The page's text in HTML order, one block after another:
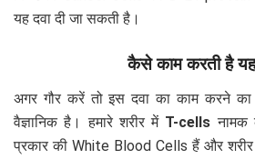
यह दवा दी जा सकती है।
कैसे काम करती है यह
अगर गौर करें तो इस दवा का काम करने
वैज्ञानिक है। हमारे शरीर में T-cells नामक
प्रकार की White Blood Cells हैं और